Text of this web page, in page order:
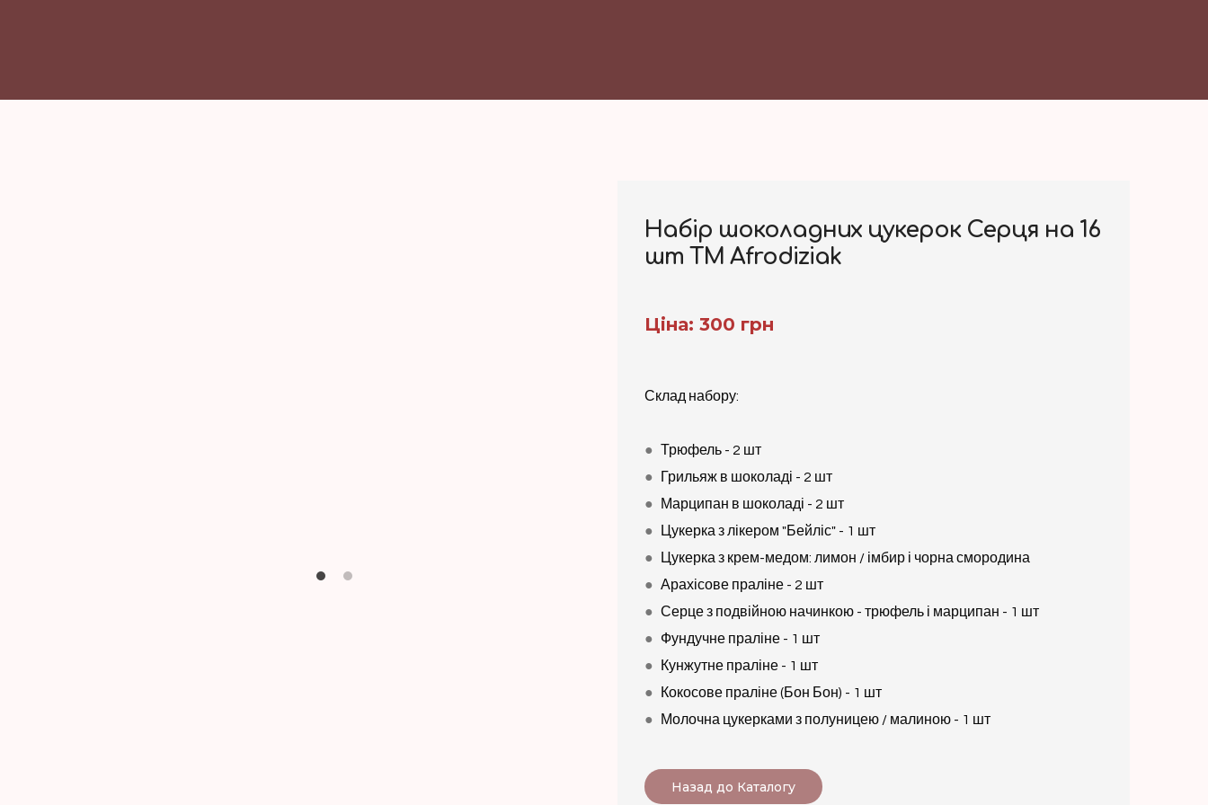
Набір шоколадних цукерок Серця на 16
шт ТМ Afrodiziak
Ціна: 300 грн
Склад набору:
● Трюфель - 2 шт
●
Грильяж в шоколаді - 2 шт
●
Марципан в шоколаді - 2 шт
●
Цукерка з лікером "Бейліс" - 1 шт
●
Цукерка з крем-медом: лимон / імбир і чорна смородина
● Арахісове праліне - 2 шт
● Серце з подвійною начинкою - трюфель і марципан - 1 шт
● Фундучне праліне - 1 шт
●
Кунжутне праліне - 1 шт
●
Кокосове праліне (Бон Бон) - 1 шт
●
Молочна цукерками з полуницею / малиною - 1 шт
Назад до Каталогу